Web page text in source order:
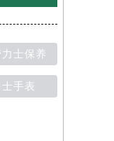
力士保养
手表